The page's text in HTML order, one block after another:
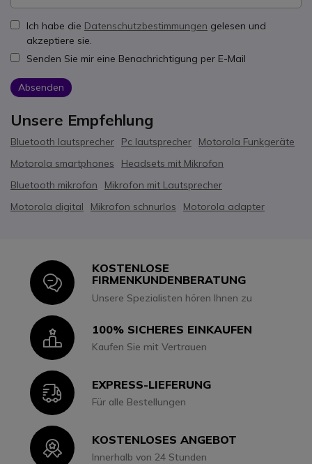
Ich habe die Datenschutzbestimmungen gelesen und
akzeptiere sie.
Senden Sie mir eine Benachrichtigung per E-Mail
Absenden
Unsere Empfehlung
Bluetooth lautsprecher Pc lautsprecher
Motorola Funkgeräte
Motorola smartphones
Headsets mit Mikrofon
Bluetooth mikrofon
Mikrofon mit Lautsprecher
Motorola digital
Mikrofon schnurlos Motorola adapter
Icon
KOSTENLOSE
FIRMENKUNDENBERATUNG
Unsere Spezialisten hören Ihnen zu
Icon100% SICHERES EINKAUFEN
Kaufen Sie mit Vertrauen
IconEXPRESS-LIEFERUNG
Für alle Bestellungen
IconKOSTENLOSES ANGEBOT
Innerhalb von 24 Stunden